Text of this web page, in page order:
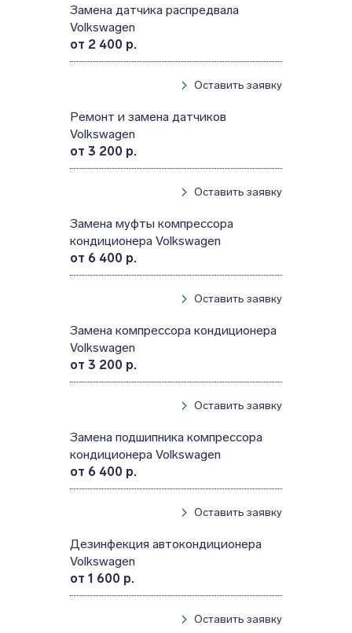
Замена датчика распредвала
Volkswagen
от 2 400 р.
Оставить заявку
Ремонт и замена датчиков
Volkswagen
от 3 200 р.
Оставить заявку
Замена муфты компрессора
кондиционера Volkswagen
от 6 400 р.
Оставить заявку
Замена компрессора кондиционера
Volkswagen
от 3 200 р.
Оставить заявку
Замена подшипника компрессора
кондиционера Volkswagen
от 6 400 р.
Оставить заявку
Дезинфекция автокондиционера
Volkswagen
от 1 600 р.
Оставить заявку